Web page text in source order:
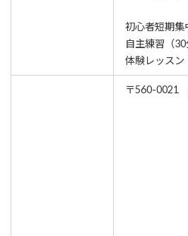
初心者短期集
自主練習（
体験レッスン
〒560-0021